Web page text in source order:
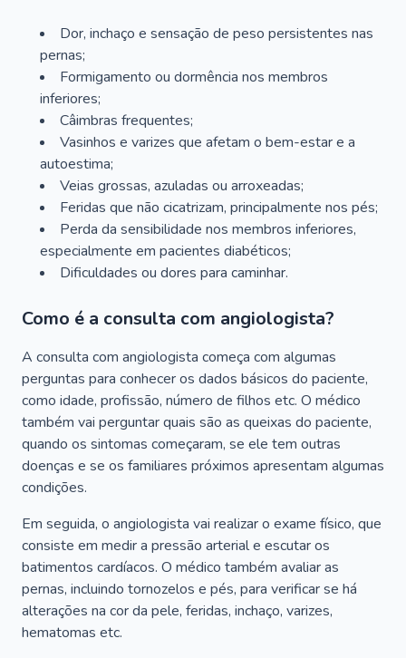
Dor, inchaço e sensação de peso persistentes nas
pernas;
Formigamento ou dormência nos membros
inferiores;
Câimbras frequentes;
Vasinhos e varizes que afetam o bem-estar e a
autoestima;
Veias grossas, azuladas ou arroxeadas;
Feridas que não cicatrizam, principalmente nos pés;
Perda da sensibilidade nos membros inferiores,
especialmente em pacientes diabéticos;
Dificuldades ou dores para caminhar.
Como é a consulta com angiologista?
A consulta com angiologista começa com algumas
perguntas para conhecer os dados básicos do paciente,
como idade, profissão, número de filhos etc. O médico
também vai perguntar quais são as queixas do paciente,
quando os sintomas começaram, se ele tem outras
doenças e se os familiares próximos apresentam algumas
condições.
Em seguida, o angiologista vai realizar o exame físico, que
consiste em medir a pressão arterial e escutar os
batimentos cardíacos. O médico também avaliar as
pernas, incluindo tornozelos e pés, para verificar se há
alterações na cor da pele, feridas, inchaço, varizes,
hematomas etc.